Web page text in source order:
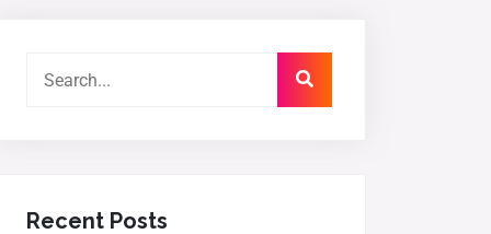
Recent Posts